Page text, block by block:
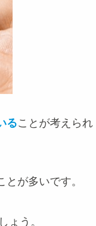
ることが考えられ
が多いです。
ょう。